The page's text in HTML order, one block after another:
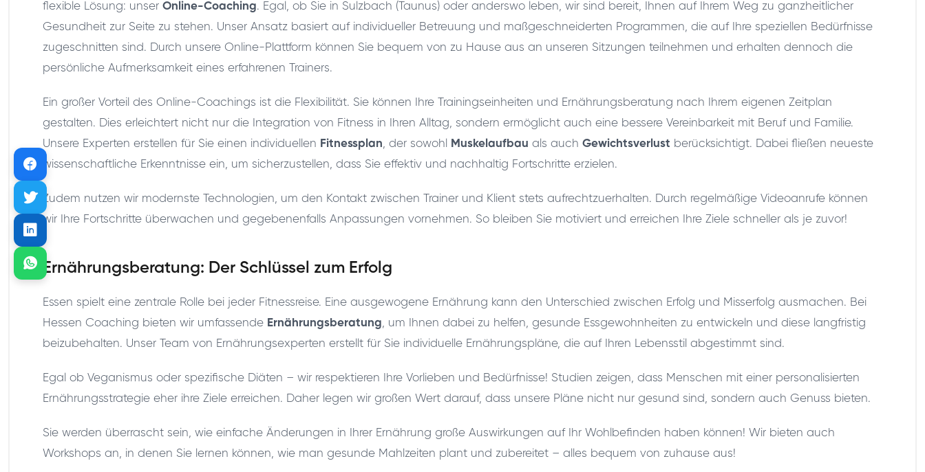
flexible Lösung: unser Online-Coaching. Egal, ob Sie in Sulzbach (Taunus) oder anderswo leben, wir sind bereit, Ihnen auf Ihrem Weg zu ganzheitlicher
Gesundheit zur Seite zu stehen. Unser Ansatz basiert auf individueller Betreuung und maßgeschneiderten Programmen, die auf Ihre speziellen Bedürfnisse
zugeschnitten sind. Durch unsere Online-Plattform können Sie bequem von zu Hause aus an unseren Sitzungen teilnehmen und erhalten dennoch die
persönliche Aufmerksamkeit eines erfahrenen Trainers.
Ein großer Vorteil des Online-Coachings ist die Flexibilität. Sie können Ihre Trainingseinheiten und Ernährungsberatung nach Ihrem eigenen Zeitplan
gestalten. Dies erleichtert nicht nur die Integration von Fitness in Ihren Alltag, sondern ermöglicht auch eine bessere Vereinbarkeit mit Beruf und Familie.
Unsere Experten erstellen für Sie einen individuellen Fitnessplan, der sowohl Muskelaufbau als auch Gewichtsverlust berücksichtigt. Dabei fließen neueste
wissenschaftliche Erkenntnisse ein, um sicherzustellen, dass Sie effektiv und nachhaltig Fortschritte erzielen.
Zudem nutzen wir modernste Technologien, um den Kontakt zwischen Trainer und Klient stets aufrechtzuerhalten. Durch regelmäßige Videoanrufe können
wir Ihre Fortschritte überwachen und gegebenenfalls Anpassungen vornehmen. So bleiben Sie motiviert und erreichen Ihre Ziele schneller als je zuvor!
Ernährungsberatung: Der Schlüssel zum Erfolg
Essen spielt eine zentrale Rolle bei jeder Fitnessreise. Eine ausgewogene Ernährung kann den Unterschied zwischen Erfolg und Misserfolg ausmachen. Bei
Hessen Coaching bieten wir umfassende Ernährungsberatung, um Ihnen dabei zu helfen, gesunde Essgewohnheiten zu entwickeln und diese langfristig
beizubehalten. Unser Team von Ernährungsexperten erstellt für Sie individuelle Ernährungspläne, die auf Ihren Lebensstil abgestimmt sind.
Egal ob Veganismus oder spezifische Diäten – wir respektieren Ihre Vorlieben und Bedürfnisse! Studien zeigen, dass Menschen mit einer personalisierten
Ernährungsstrategie eher ihre Ziele erreichen. Daher legen wir großen Wert darauf, dass unsere Pläne nicht nur gesund sind, sondern auch Genuss bieten.
Sie werden überrascht sein, wie einfache Änderungen in Ihrer Ernährung große Auswirkungen auf Ihr Wohlbefinden haben können! Wir bieten auch
Workshops an, in denen Sie lernen können, wie man gesunde Mahlzeiten plant und zubereitet – alles bequem von zuhause aus!